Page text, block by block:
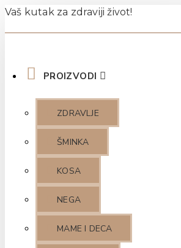
Vaš kutak za zdraviji život!
PROIZVODI
ZDRAVLJE
ŠMINKA
KOSA
NEGA
MAME I DECA